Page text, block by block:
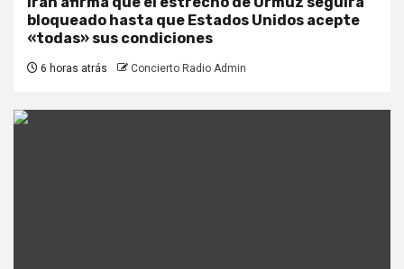
bloqueado hasta que Estados Unidos acepte
«todas» sus condiciones
6 horas atrás Concierto Radio Admin